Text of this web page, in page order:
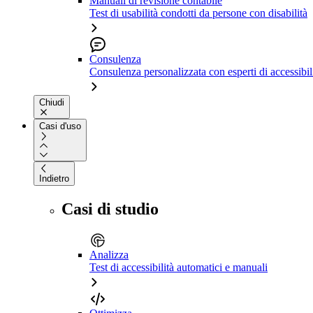
Test di usabilità condotti da persone con disabilità
Consulenza
Consulenza personalizzata con esperti di
Chiudi
Casi d'uso
Indietro
Casi di studio
Analizza
Test di accessibilità automatici e manuali